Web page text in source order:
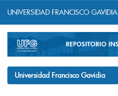
navigation
UNIVERSIDAD FRANCISCO GAVIDIA
Universidad Francisco Gavidia